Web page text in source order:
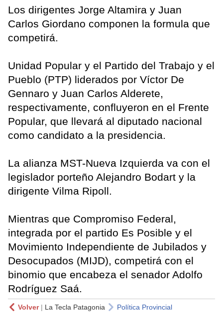
Los dirigentes Jorge Altamira y Juan
Carlos Giordano componen la formula que
competirá.
Unidad Popular y el Partido del Trabajo y el
Pueblo (PTP) liderados por Víctor De
Gennaro y Juan Carlos Alderete,
respectivamente, confluyeron en el Frente
Popular, que llevará al diputado nacional
como candidato a la presidencia.
La alianza MST-Nueva Izquierda va con el
legislador porteño Alejandro Bodart y la
dirigente Vilma Ripoll.
Mientras que Compromiso Federal,
integrada por el partido Es Posible y el
Movimiento Independiente de Jubilados y
Desocupados (MIJD), competirá con el
binomio que encabeza el senador Adolfo
Rodríguez Saá.
Volver| La Tecla Patagonia Política Provincial